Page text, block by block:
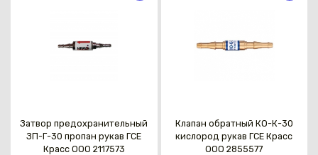
Затвор предохранительный
ЗП-Г-30 пропан рукав ГСЕ
Красс OOO 2117573
Клапан обратный КО-К-30
кислород рукав ГСЕ Красс
OOO 2855577